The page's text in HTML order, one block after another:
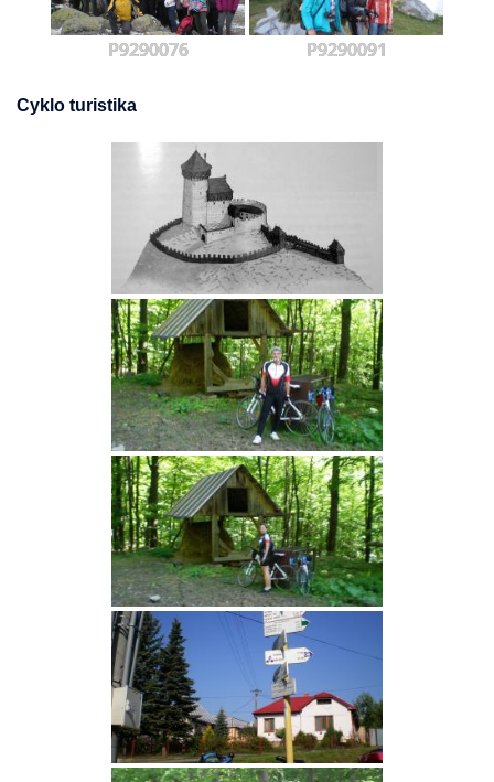
P9290076 P9290091
Cyklo turistika